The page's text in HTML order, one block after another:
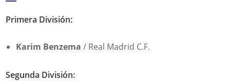
Primera División:
Karim Benzema/ Real Madrid C.F.
Segunda División: